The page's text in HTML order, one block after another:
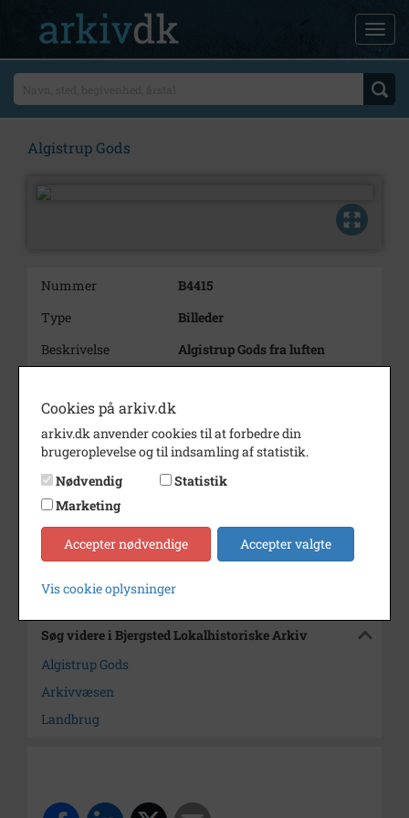
Algistrup Gods
Nummer
B4415
Type
Billeder
Beskrivelse
Algistrup Gods fra luften
Periode
Dateringsnote
1930 1950
Fotograf
Ukendt
Størrelse
Arkiv
Bjergsted Lokalhistoriske Arkiv
Kontakt arkivet
Søg videre i Bjergsted Lokalhistoriske Arkiv
Algistrup Gods
Arkivvæsen
Landbrug
Cookies på arkiv.dk
arkiv.dk anvender cookies til at forbedre din
brugeroplevelse og til indsamling af statistik.
Nødvendig
Statistik
Marketing
Accepter nødvendige Accepter valgte
Vis cookie oplysninger